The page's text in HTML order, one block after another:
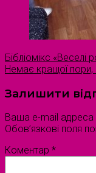
Бібліомікс «Веселі
Немає кращої пори,
Залишити
Ваша e-mail
Обов’язкові поля
Коментар *